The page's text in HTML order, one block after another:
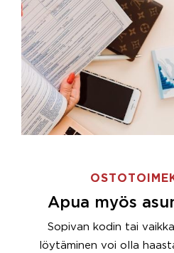
Apua myös
Sopivan kodin tai
löytäminen voi olla